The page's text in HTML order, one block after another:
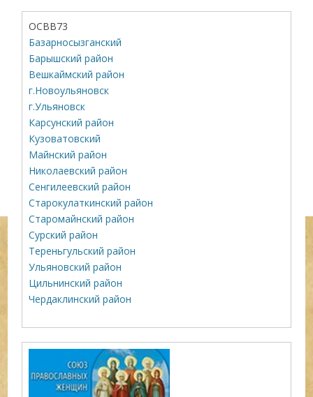
ОСВВ73
Базарносызганский
Барышский район
Вешкаймский район
г.Новоульяновск
г.Ульяновск
Карсунский район
Кузоватовский
Майнский район
Николаевский район
Сенгилеевский район
Старокулаткинский район
Старомайнский район
Сурский район
Тереньгульский район
Ульяновский район
Цильнинский район
Чердаклинский район